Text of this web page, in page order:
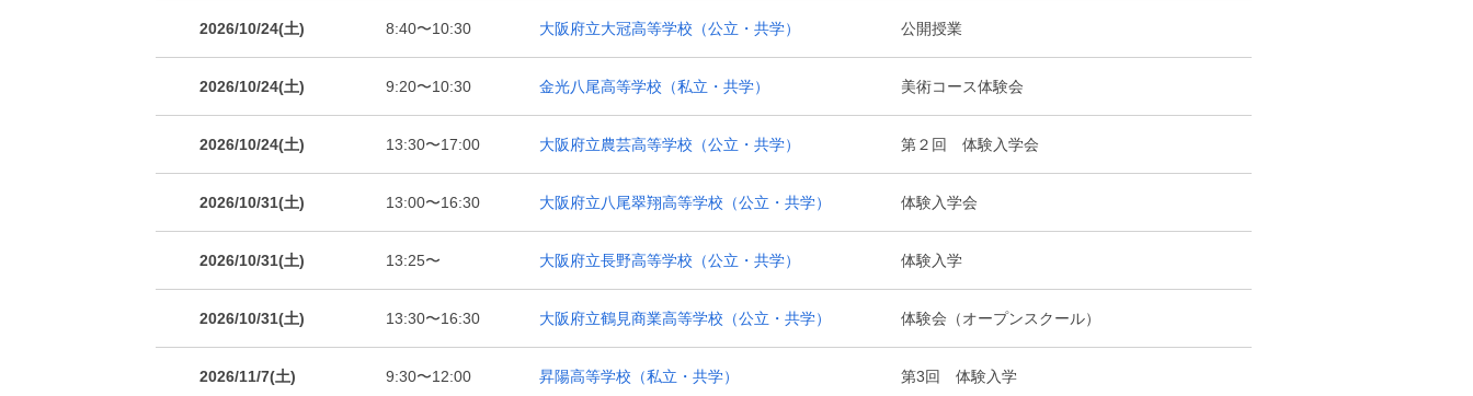
2026/10/24(土) 8:40〜10:30 大阪府立大冠高等学校 （公立・共学） 公開授業
2026/10/24(土) 9:20〜10:30 金光八尾高等学校 （私立・共学） 美術コース体験会
2026/10/24(土) 13:30〜17:00 大阪府立農芸高等学校 （公立・共学） 第２回 体験入学会
2026/10/31(土) 13:00〜16:30 大阪府立八尾翠翔高等学校 （公立・共学） 体験入学会
2026/10/31(土) 13:25〜 大阪府立長野高等学校 （公立・共学） 体験入学
2026/10/31(土) 13:30〜16:30 大阪府立鶴見商業高等学校 （公立・共学） 体験会（オープンスクール）
2026/11/7(土) 9:30〜12:00 昇陽高等学校 （私立・共学） 第3回 体験入学